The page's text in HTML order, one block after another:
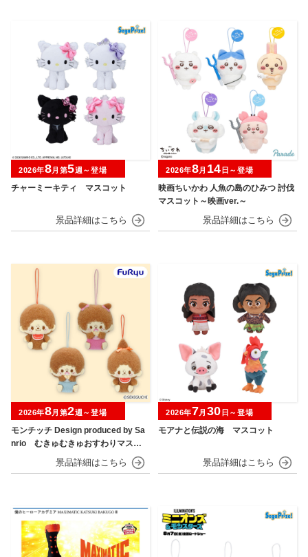
チャーミーキティ マスコット
2026年8月第5週～登場
映画ちいかわ 人魚の島のひみつ 討伐
マスコット～映画ver.～
2026年8月 14 日～登場
モンチッチ Design produced by Sa
nrio むきゅむきゅおすわりマスコ
2026年8月第2週～登場
モアナと伝説の海 マスコット
2026年7月 30 日～登場